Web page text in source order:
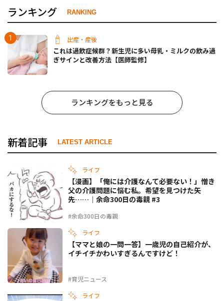
ランキング RANKING
出産・産後
これは過飲症候群？新生児に多い母乳・ミルクの飲み過
ぎサインと改善方法【医師監修】
ランキングをもっと見る
新着記事 LATEST ARTICLE
ライフ
#余命300日の毒親
【漫画】「俺には介護なんて必要ない！」憎き
父の介護問題に悩む私。希望を見つけた矢
先……｜余命300日の毒親 #3
ライフ
#育児ニュース
【ママと娘の一問一答】一歳児の自己紹介が、
イチイチかわいすぎるんですけど！
ライフ